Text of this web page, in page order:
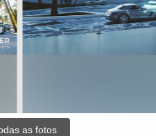
as fotos